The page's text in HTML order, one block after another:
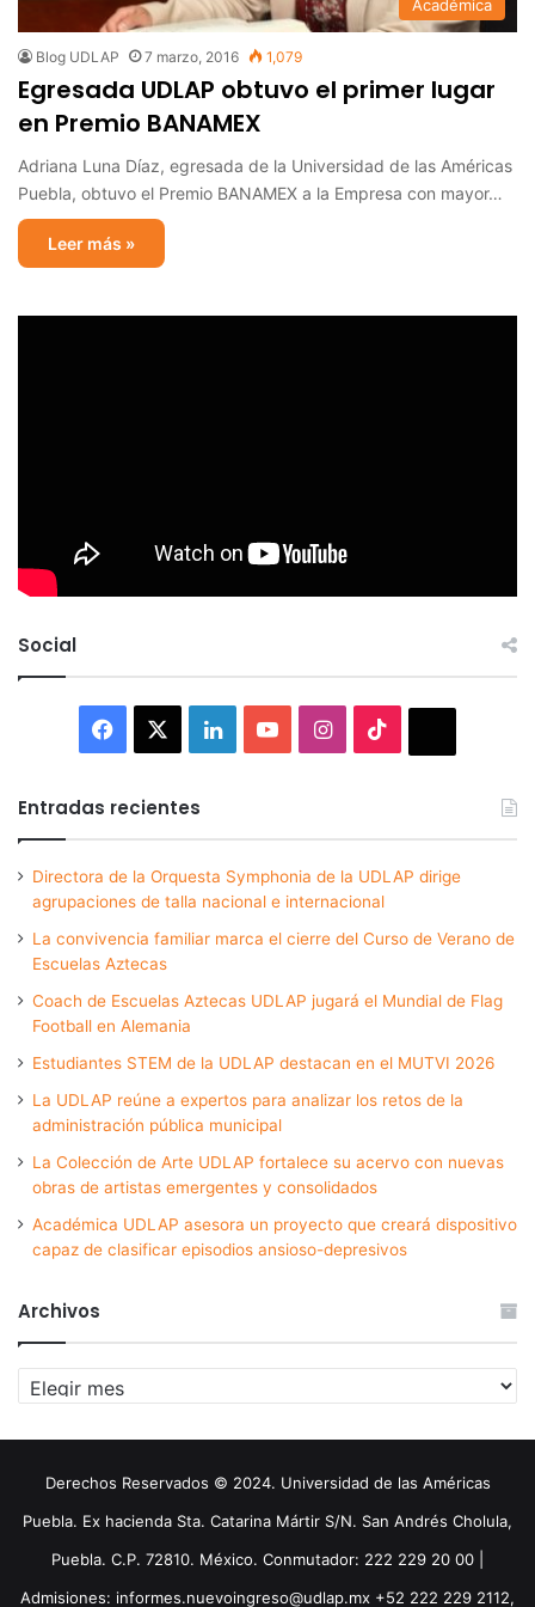
Académica
Blog UDLAP 7 marzo, 2016 1,079
Egresada UDLAP obtuvo el primer lugar
en Premio BANAMEX
Adriana Luna Díaz, egresada de la Universidad de las Américas
Puebla, obtuvo el Premio BANAMEX a la Empresa con mayor…
Leer más »
Social
Facebook LinkedInYouTubeInstagram
Entradas recientes
Directora de la Orquesta Symphonia de la UDLAP dirige
agrupaciones de talla nacional e internacional
La convivencia familiar marca el cierre del Curso de Verano de
Escuelas Aztecas
Coach de Escuelas Aztecas UDLAP jugará el Mundial de Flag
Football en Alemania
Estudiantes STEM de la UDLAP destacan en el MUTVI 2026
La UDLAP reúne a expertos para analizar los retos de la
administración pública municipal
La Colección de Arte UDLAP fortalece su acervo con nuevas
obras de artistas emergentes y consolidados
Académica UDLAP asesora un proyecto que creará dispositivo
capaz de clasificar episodios ansioso-depresivos
Archivos
Archivos
Derechos Reservados © 2024. Universidad de las Américas
Puebla. Ex hacienda Sta. Catarina Mártir S/N. San Andrés Cholula,
Puebla. C.P. 72810. México. Conmutador: 222 229 20 00 |
Admisiones: informes.nuevoingreso@udlap.mx +52 222 229 2112,